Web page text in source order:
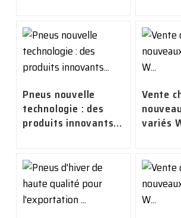
Pneus nouvelle
technologie : des
produits innovants...
Vente
variés